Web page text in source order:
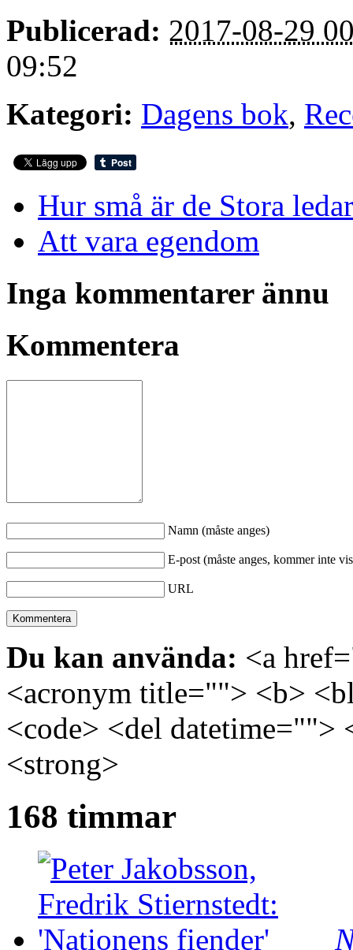
Publicerad: 2017-08-29
09:52
Kategori: Dagens bok,
Hur små är de Stora
Att vara egendom
Inga kommentarer ännu
Kommentera
Namn (måste anges)
E-post (måste anges, kommer inte
URL
Du kan använda: <a
<acronym title=""> <b>
<code> <del
<strong>
168 timmar